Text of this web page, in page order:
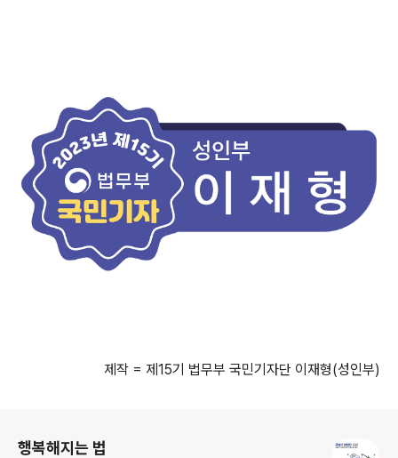
제작 = 제15기 법무부 국민기자단 이재형(성인부)
행복해지는 법